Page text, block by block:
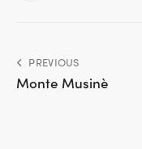
PREVIOUS
Monte Musinè